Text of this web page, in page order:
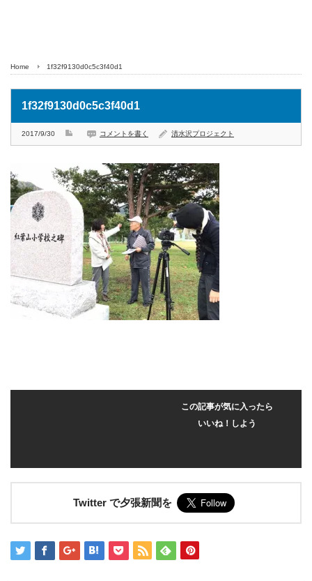
Home 1f32f9130d0c5c3f40d1
1f32f9130d0c5c3f40d1
2017/9/30 コメントを書く 清水沢プロジェクト
この記事が気に入ったら
いいね！しよう
Twitter で夕張新聞を